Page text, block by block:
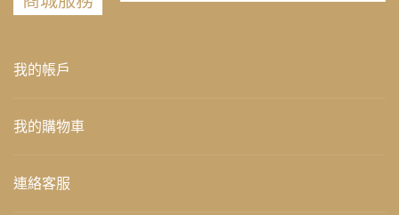
我的帳戶
我的購物車
連絡客服